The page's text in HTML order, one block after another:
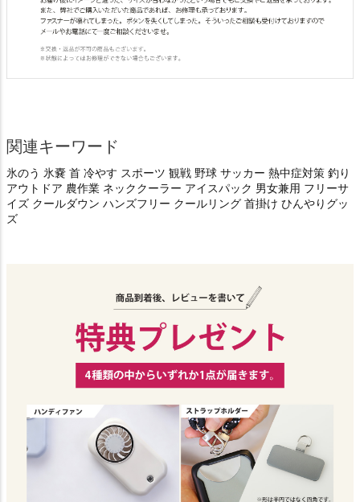
関連キーワード
氷のう 氷嚢 首 冷やす スポーツ 観戦 野球 サッカー 熱中症対策 釣り
アウトドア 農作業 ネッククーラー アイスパック 男女兼用 フリーサ
イズ クールダウン ハンズフリー クールリング 首掛け ひんやりグッ
ズ